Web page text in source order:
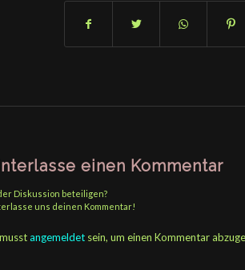
einen Kommentar
Diskussion beteiligen?
uns deinen Kommentar!
angemeldet sein, um einen Kommentar